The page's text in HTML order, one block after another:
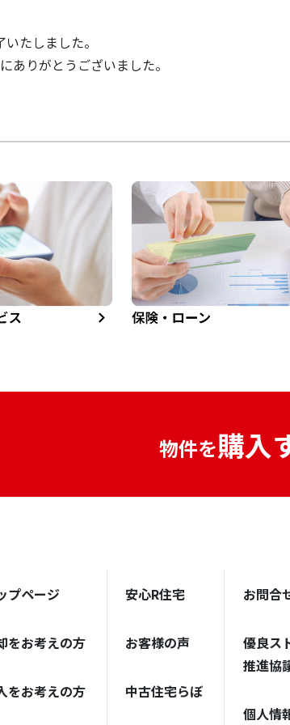
たしました。
ありがとうございました。
物件を購入
プページ
をお考えの方
をお考えの方
安心R住宅
お客様の声
中古住宅らぼ
お問合
優良ス
推進協
個人情